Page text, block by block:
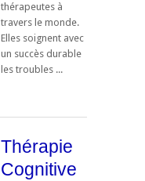
thérapeutes à
travers le monde.
Elles soignent avec
un succès durable
les troubles ...
Thérapie
Cognitive